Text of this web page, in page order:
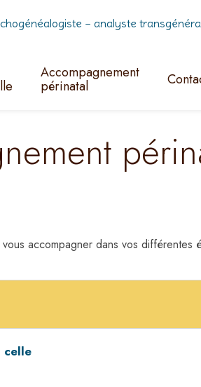
– analyste
Accompagnement
périnatal
accompagner dans vos
celle